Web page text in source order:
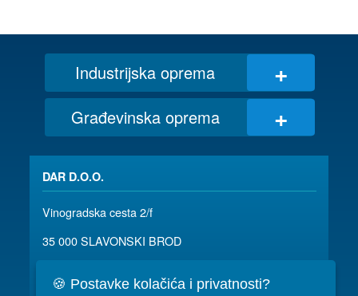
Industrijska oprema +
Građevinska oprema +
DAR D.O.O.
Vinogradska cesta 2/f
35 000 SLAVONSKI BROD
🍪 Postavke kolačića i privatnosti?